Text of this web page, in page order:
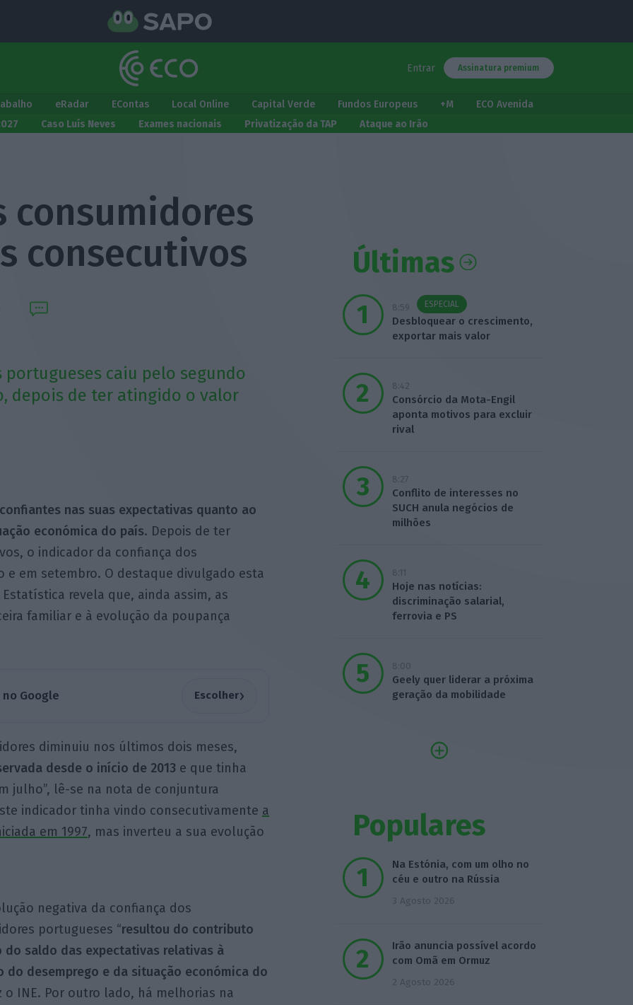
Entrar Assinatura premium
eRadar EContas Local Online Capital Verde Fundos Europeus +M
ECO Avenida
Caso Luís Neves Exames nacionais Privatização da TAP Ataque ao Irão
consumidores
consecutivos
caiu pelo segundo
depois de ter atingido o valor
nas suas expectativas quanto ao
económica do país. Depois de ter
o indicador da confiança dos
em setembro. O destaque divulgado esta
revela que, ainda assim, as
familiar e à evolução da poupança
Google Escolher›
diminuiu nos últimos dois meses,
desde o início de 2013 e que tinha
julho”, lê-se na nota de conjuntura
indicador tinha vindo consecutivamente a
em 1997, mas inverteu a sua evolução
negativa da confiança dos
portugueses “resultou do contributo
do saldo das expectativas relativas à
do desemprego e da situação económica do
o INE. Por outro lado, há melhorias na
Últimas
8:59 ESPECIAL
Desbloquear o crescimento,
exportar mais valor
8:42
Consórcio da Mota-Engil
aponta motivos para excluir
rival
8:27
Conflito de interesses no
SUCH anula negócios de
milhões
8:11
Hoje nas notícias:
discriminação salarial,
ferrovia e PS
8:00
Geely quer liderar a próxima
geração da mobilidade
Populares
Na Estónia, com um olho no
céu e outro na Rússia
3 Agosto 2026
Irão anuncia possível acordo
com Omã em Ormuz
2 Agosto 2026